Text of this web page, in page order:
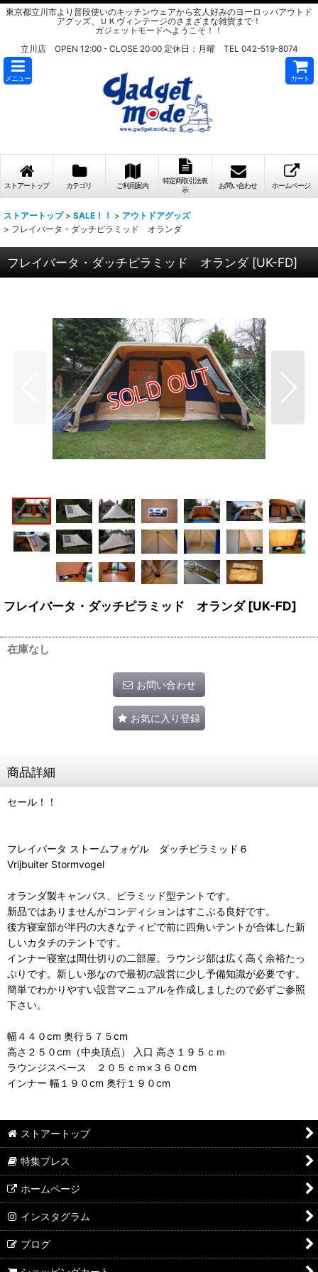
東京都立川市より普段使いのキッチンウェアから玄人好みのヨーロッパアウトド
アグッズ、ＵＫヴィンテージのさまざまな雑貨まで！
ガジェットモードへようこそ！！
立川店 OPEN 12:00 - CLOSE 20:00 定休日：月曜 TEL 042-519-8074
メニュー カート
ストアートップ カテゴリ ご利用案内
特定商取引法表
示
お問い合わせ ホームページ
ストアートップ > SALE！！ > アウトドアグッズ
> フレイバータ・ダッチピラミッド オランダ
フレイバータ・ダッチピラミッド オランダ [UK-FD]
フレイバータ・ダッチピラミッド オランダ [UK-FD]
在庫なし
お問い合わせ
お気に入り登録
商品詳細
セール！！
フレイバータ ストームフォゲル ダッチピラミッド６
Vrijbuiter Stormvogel
オランダ製キャンバス、ピラミッド型テントです。
新品ではありませんがコンディションはすこぶる良好です。
後方寝室部が半円の大きなティピで前に四角いテントが合体した新
しいカタチのテントです。
インナー寝室は間仕切りの二部屋。ラウンジ部は広く高く余裕たっ
ぷりです。新しい形なので最初の設営に少し予備知識が必要です。
簡単でわかりやすい設営マニュアルを作成しましたので必ずご参照
下さい。
幅４４０cm 奥行５７５cm
高さ２５０cm（中央頂点） 入口 高さ１９５ｃｍ
ラウンジスペース ２０５ｃｍ×３６０cm
インナー 幅１９０cm 奥行１９０cm
ストアートップ
特集プレス
ホームページ
インスタグラム
ブログ